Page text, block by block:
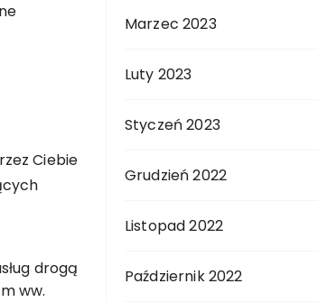
Ciebie
drogą
ww.
Marzec 2023
Luty 2023
Styczeń 2023
Grudzień 2022
Listopad 2022
Październik 2022